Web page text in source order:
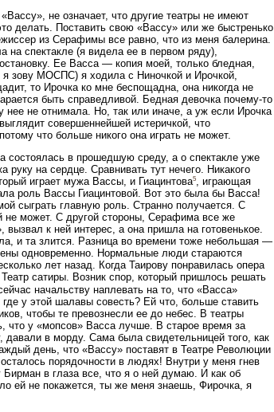
не означает, что другие театры не имеют
делать. Поставить свою «Вассу» или же быстренько
из Серафимы все равно, что из меня балерина.
спектакле (я видела ее в первом ряду),
Ее Васса — копия моей, только бледная,
зову МОСПС) я ходила с Ниночкой и Ирочкой,
то Ирочка ко мне беспощадна, она никогда не
быть справедливой. Бедная девочка почему-то
нее не отнимала. Но, так или иначе, а уж если Ирочка
совершеннейшей истеричкой, что
что больше никого она играть не может.
состоялась в прошедшую среду, а о спектакле уже
на сердце. Сравнивать тут нечего. Никакого
играет мужа Вассы, и Гиацинтова5, играющая
роль Вассы Гиацинтовой. Вот это была бы Васса!
сыграть главную роль. Странно получается. С
не может. С другой стороны, Серафима все же
к ней интерес, а она пришла на готовенькое.
и та злится. Разница во времени тоже небольшая —
одновременно. Нормальные люди стараются
лет назад. Когда Таирову понравилась опера
сатиры. Возник спор, который пришлось решать
начальству наплевать на то, что «Васса»
у этой шалавы совесть? Ей что, больше ставить
чтобы те превознесли ее до небес. В театры
что у «мопсов» Васса лучше. В старое время за
давали в морду. Сама была свидетельницей того, как
день, что «Вассу» поставят в Театре Революции
порядочности в людях! Внутри у меня гнев
Бирман в глаза все, что я о ней думаю. И как об
ей не покажется, ты же меня знаешь, Фирочка, я